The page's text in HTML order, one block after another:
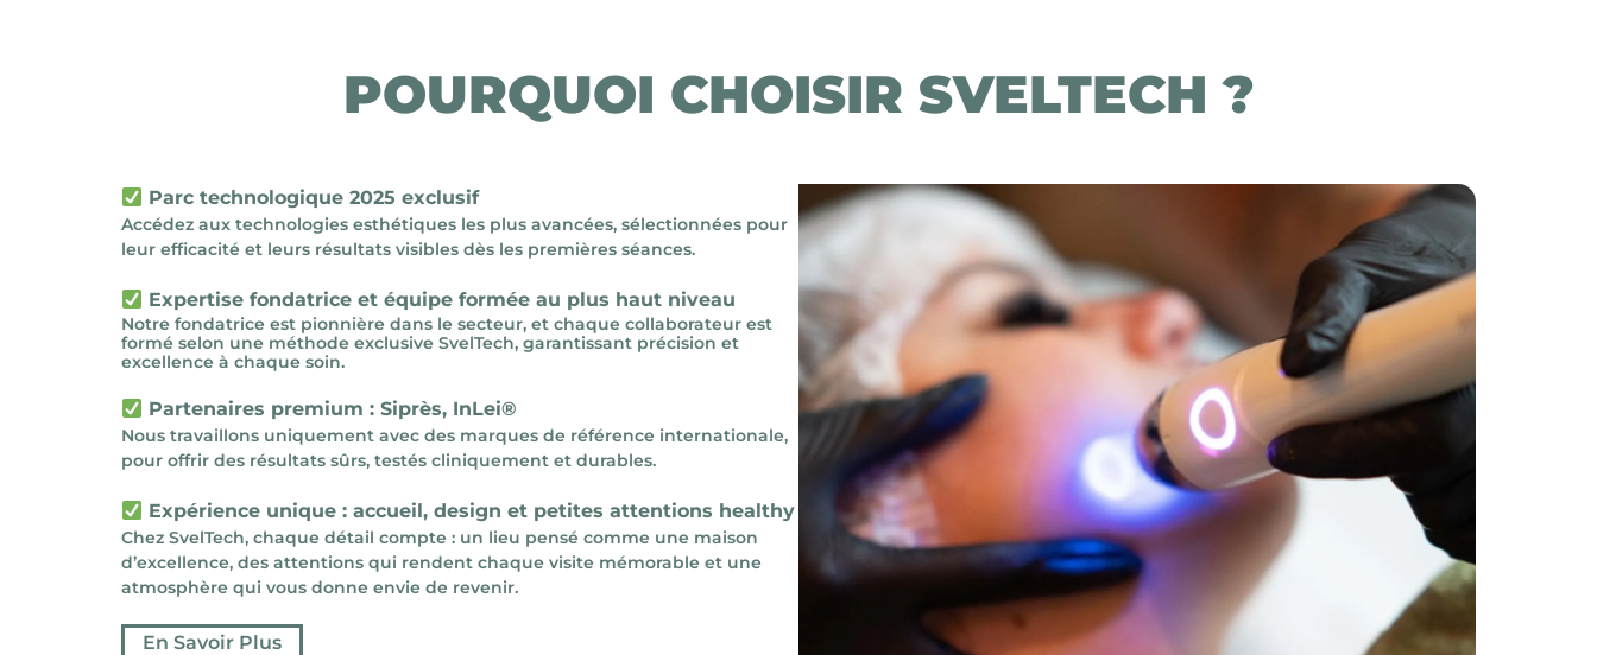
POURQUOI CHOISIR SVELTECH ?
Parc technologique 2025 exclusif
Accédez aux technologies esthétiques les plus avancées, sélectionnées pour
leur efficacité et leurs résultats visibles dès les premières séances.
Expertise fondatrice et équipe formée au plus haut niveau
Notre fondatrice est pionnière dans le secteur, et chaque collaborateur est
formé selon une méthode exclusive SvelTech, garantissant précision et
excellence à chaque soin.
Partenaires premium : Siprès, InLei®
Nous travaillons uniquement avec des marques de référence internationale,
pour offrir des résultats sûrs, testés cliniquement et durables.
Expérience unique : accueil, design et petites attentions healthy
Chez SvelTech, chaque détail compte : un lieu pensé comme une maison
d’excellence, des attentions qui rendent chaque visite mémorable et une
atmosphère qui vous donne envie de revenir.
En Savoir Plus